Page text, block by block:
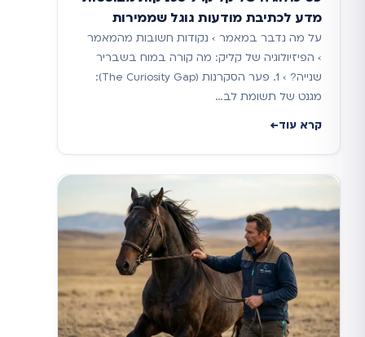
מדע לכתיבת מודעות גוגל שממירות
על מה נדבר במאמר › נקודות חשובות מהמאמר
› הפיזיולוגיה של קליק: מה קורה במוח בשבריר
שנייה? › 1. פער הסקרנות (The Curiosity Gap):
מגנט של תשומת לב…
קרא עוד